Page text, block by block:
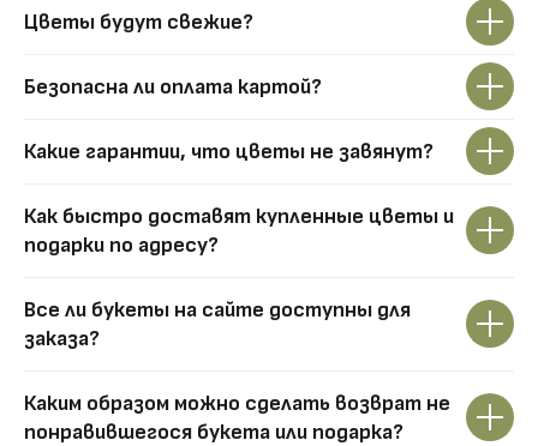
Цветы будут свежие?
Безопасна ли оплата картой?
Какие гарантии, что цветы не завянут?
Как быстро доставят купленные цветы и
подарки по адресу?
Все ли букеты на сайте доступны для
заказа?
Каким образом можно сделать возврат не
понравившегося букета или подарка?